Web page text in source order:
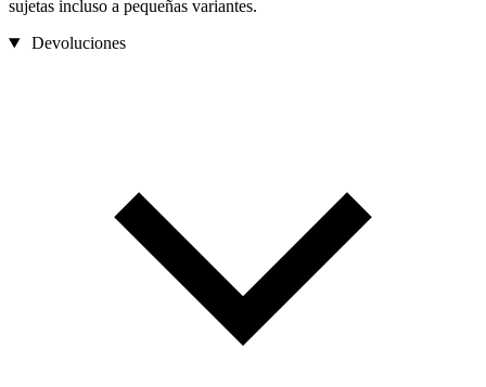
sujetas incluso a pequeñas variantes.
Devoluciones